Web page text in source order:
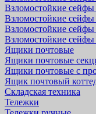
Взломостойкие сейфы
Взломостойкие сейфы
Взломостойкие сейфы
Взломостойкие сейфы
Ящики почтовые
Ящики почтовые
Ящики почтовые с
Ящик почтовый
Складская техника
Тележки